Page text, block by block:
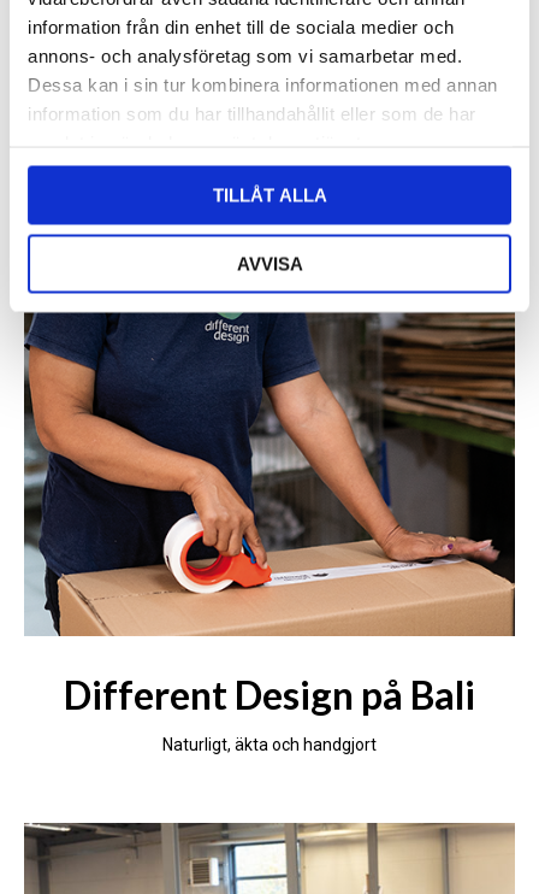
information från din enhet till de sociala medier och
annons- och analysföretag som vi samarbetar med.
Dessa kan i sin tur kombinera informationen med annan
information som du har tillhandahållit eller som de har
TILLÅT ALLA
AVVISA
Different Design på Bali
Naturligt, äkta och handgjort